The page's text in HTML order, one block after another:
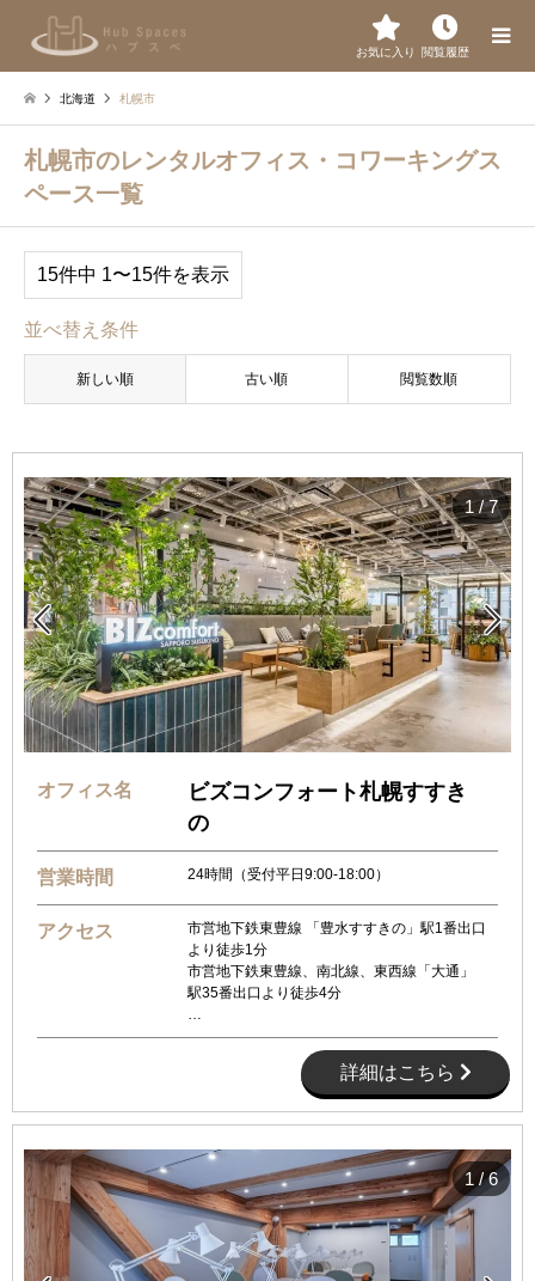
お気に入り 閲覧履歴
北海道 札幌市
札幌市のレンタルオフィス・コワーキングス
ペース一覧
15件中 1〜15件を表示
並べ替え条件
新しい順 古い順 閲覧数順
 
1/7
オフィス名
ビズコンフォート札幌すすき
の
営業時間 24時間（受付平日9:00-18:00）
アクセス
市営地下鉄東豊線 「豊水すすきの」駅1番出口
より徒歩1分
市営地下鉄東豊線、南北線、東西線「大通」
駅35番出口より徒歩4分
…
詳細はこちら
1 /6